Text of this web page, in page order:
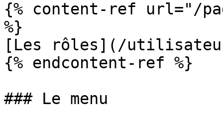
{% content-ref url="/
%}
[Les rôles](/
{% endcontent-ref %}
### Le menu